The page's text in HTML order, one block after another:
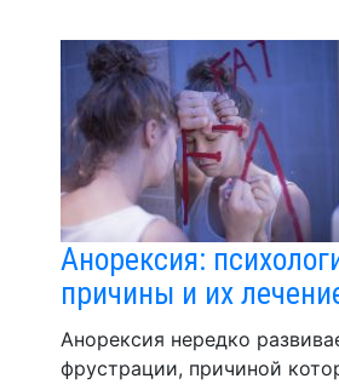
Анорексия:
причины и их
Анорексия нередко
фрустрации, причиной